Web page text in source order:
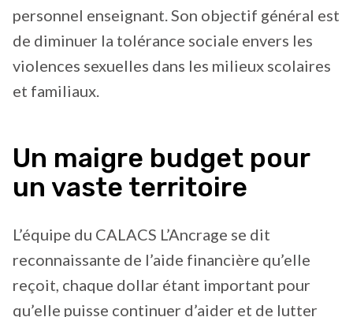
personnel enseignant. Son objectif général est
de diminuer la tolérance sociale envers les
violences sexuelles dans les milieux scolaires
et familiaux.
Un maigre budget pour
un vaste territoire
L’équipe du CALACS L’Ancrage se dit
reconnaissante de l’aide financière qu’elle
reçoit, chaque dollar étant important pour
qu’elle puisse continuer d’aider et de lutter